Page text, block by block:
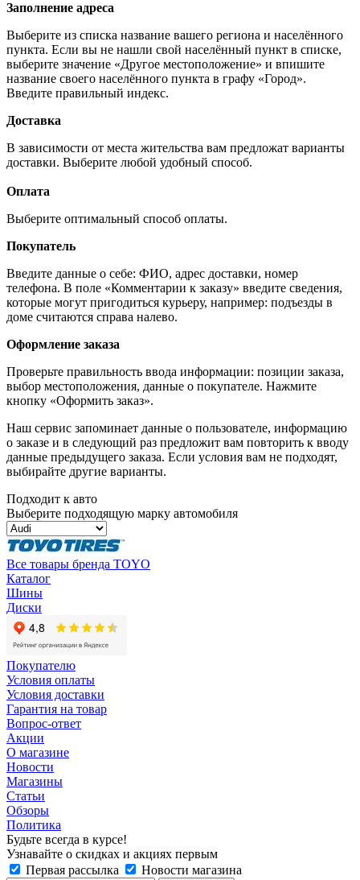
Заполнение адреса
Выберите из списка название вашего региона и населённого
пункта. Если вы не нашли свой населённый пункт в списке,
выберите значение «Другое местоположение» и впишите
название своего населённого пункта в графу «Город».
Введите правильный индекс.
Доставка
В зависимости от места жительства вам предложат варианты
доставки. Выберите любой удобный способ.
Оплата
Выберите оптимальный способ оплаты.
Покупатель
Введите данные о себе: ФИО, адрес доставки, номер
телефона. В поле «Комментарии к заказу» введите сведения,
которые могут пригодиться курьеру, например: подъезды в
доме считаются справа налево.
Оформление заказа
Проверьте правильность ввода информации: позиции заказа,
выбор местоположения, данные о покупателе. Нажмите
кнопку «Оформить заказ».
Наш сервис запоминает данные о пользователе, информацию
о заказе и в следующий раз предложит вам повторить к вводу
данные предыдущего заказа. Если условия вам не подходят,
выбирайте другие варианты.
Подходит к авто
Выберите подходящую марку автомобиля
Все товары бренда TOYO
Каталог
Шины
Диски
Покупателю
Условия оплаты
Условия доставки
Гарантия на товар
Вопрос-ответ
Акции
О магазине
Новости
Магазины
Статьи
Обзоры
Политика
Будьте всегда в курсе!
Узнавайте о скидках и акциях первым
Первая рассылка
Новости магазина